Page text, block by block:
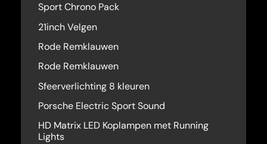
Sport Chrono Pack
21inch Velgen
Rode Remklauwen
Rode Remklauwen
Sfeerverlichting 8 kleuren
Porsche Electric Sport Sound
HD Matrix LED Koplampen met Running
Lights